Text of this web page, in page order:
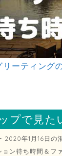
リーティング
プで見た
2020年1月16日の
ョン待ち時間＆フ